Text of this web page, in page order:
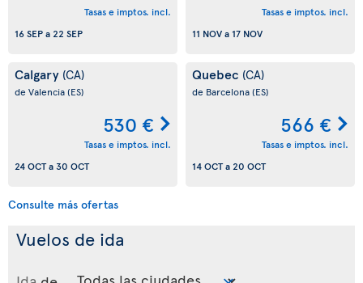
Tasas e imptos. incl.
16 SEPa22 SEP
Tasas e imptos. incl.
11 NOVa 17 NOV
Calgary (CA)
de Valencia(ES)
530 €
Tasas e imptos. incl.
24 OCTa 30 OCT
Quebec (CA)
de Barcelona(ES)
566 €
Tasas e imptos. incl.
14 OCTa20 OCT
Consulte más ofertas
Vuelos de ida